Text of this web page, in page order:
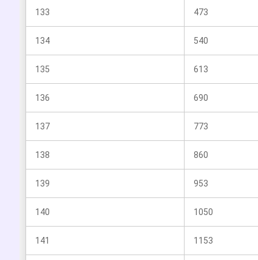
133 473
134 540
135 613
136 690
137 773
138 860
139 953
140 1050
141 1153